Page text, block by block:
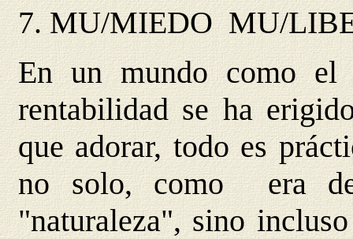
7.MU/MIEDO MU/
En un mundo como
rentabilidad se ha
que adorar, todo es
no solo, como era de
"naturaleza", sino